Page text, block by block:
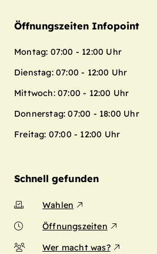
Öffnungszeiten Infopoint
Montag: 07:00 - 12:00 Uhr
Dienstag: 07:00 - 12:00 Uhr
Mittwoch: 07:00 - 12:00 Uhr
Donnerstag: 07:00 - 18:00 Uhr
Freitag: 07:00 - 12:00 Uhr
Schnell gefunden
Wahlen
Öffnungszeiten
Wer macht was?